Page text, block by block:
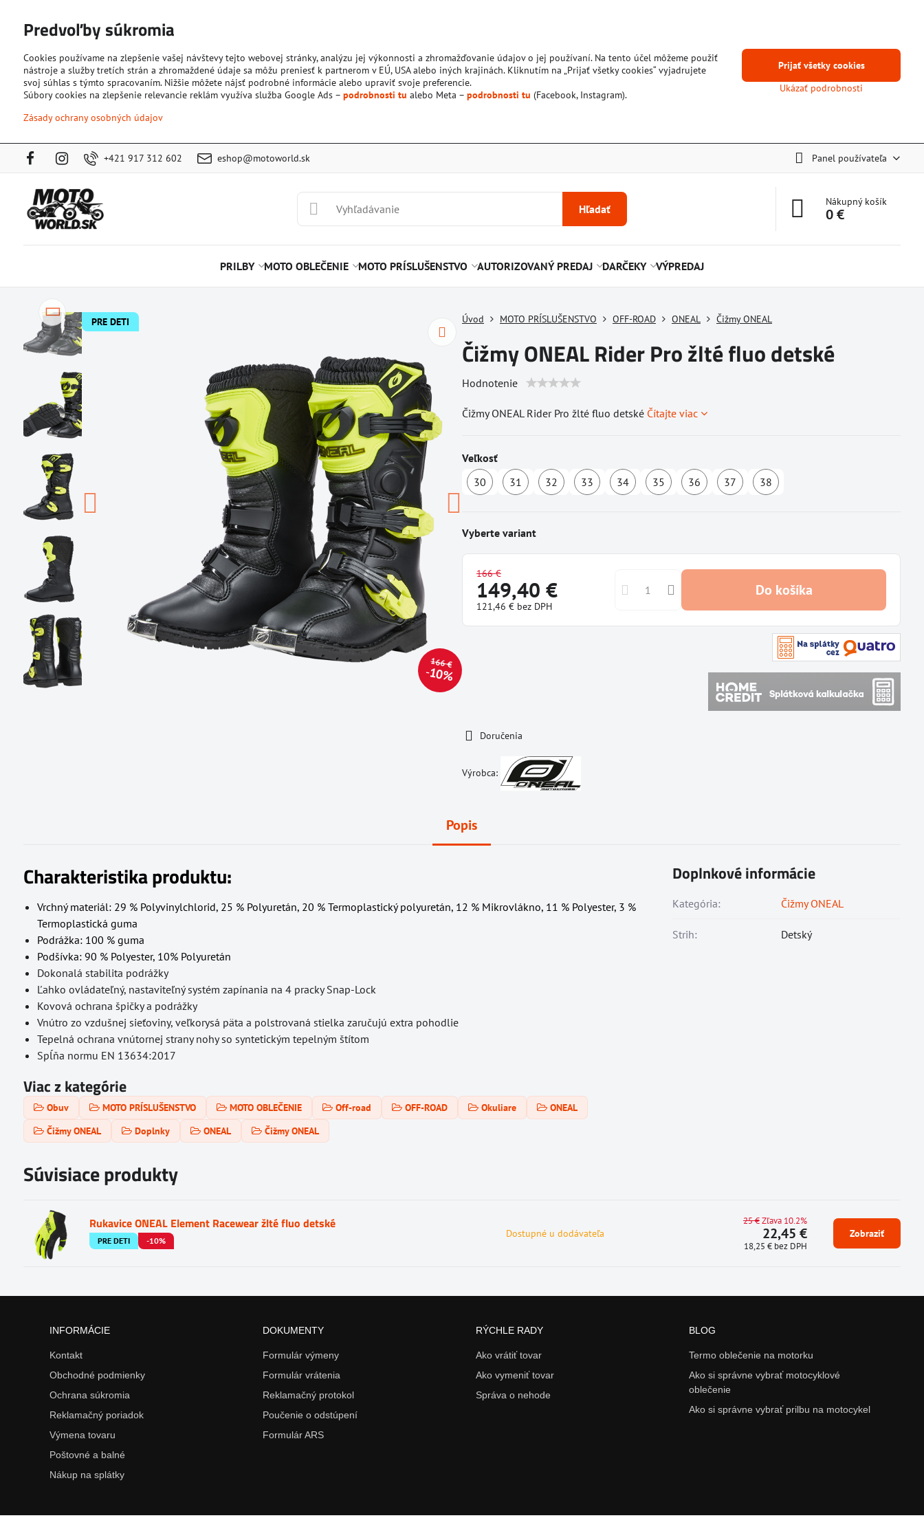
+421 917 312 602 eshop@motoworld.sk Panel používateľa
Hľadať
Nákupný košík
0 €
PRILBY MOTO OBLEČENIE MOTO PRÍSLUŠENSTVO AUTORIZOVANÝ PREDAJ DARČEKY VÝPREDAJ
PRE DETI
166 €
10%
Úvod MOTO PRÍSLUŠENSTVO OFF-ROAD ONEAL Čižmy ONEAL
Čižmy ONEAL Rider Pro žlté fluo detské
Hodnotenie
Čižmy ONEAL Rider Pro žlté fluo detské Čítajte viac
Veľkosť
30
dodávateľa
31
32
33
34
35
36
37
38
Vyberte variant
166 €
149,40 €
121,46 € bez DPH
Do košíka
Doručenia
Výrobca:
Popis
Charakteristika produktu:
Vrchný materiál: 29 % Polyvinylchlorid, 25 % Polyuretán, 20 % Termoplastický polyuretán, 12 % Mikrovlákno, 11 % Polyester, 3 %
Termoplastická guma
Podrážka: 100 % guma
Podšívka: 90 % Polyester, 10% Polyuretán
Dokonalá stabilita podrážky
Ľahko ovládateľný, nastaviteľný systém zapínania na 4 pracky Snap-Lock
Kovová ochrana špičky a podrážky
Vnútro zo vzdušnej sieťoviny, veľkorysá päta a polstrovaná stielka zaručujú extra pohodlie
Tepelná ochrana vnútornej strany nohy so syntetickým tepelným štítom
Spĺňa normu EN 13634:2017
Viac z kategórie
Obuv MOTO PRÍSLUŠENSTVO MOTO OBLEČENIE Off-road OFF-ROAD Okuliare
ONEAL
Čižmy ONEAL
Doplnky ONEAL Čižmy ONEAL
Doplnkové informácie
Kategória: Čižmy ONEAL
Strih: Detský
Súvisiace produkty
Rukavice ONEAL Element Racewear žlté fluo detské
PRE DETI -10%
Dostupné u dodávateľa 22,45 €
18,25 € bez DPH
25 € Zľava 10.2%
Zobraziť
INFORMÁCIE
Kontakt
Obchodné podmienky
Ochrana súkromia
Reklamačný poriadok
Výmena tovaru
Poštovné a balné
Nákup na splátky
DOKUMENTY
Formulár výmeny
Formulár vrátenia
Reklamačný protokol
Poučenie o odstúpení
Formulár ARS
RÝCHLE RADY
Ako vrátiť tovar
Ako vymeniť tovar
Správa o nehode
BLOG
Termo oblečenie na motorku
Ako si správne vybrať motocyklové
oblečenie
Ako si správne vybrať prilbu na motocykel
Predvoľby súkromia
Cookies používame na zlepšenie vašej návštevy tejto webovej stránky, analýzu jej výkonnosti a zhromažďovanie údajov o jej používaní. Na tento účel môžeme použiť
nástroje a služby tretích strán a zhromaždené údaje sa môžu preniesť k partnerom v EÚ, USA alebo iných krajinách. Kliknutím na „Prijať všetky cookies“ vyjadrujete
svoj súhlas s týmto spracovaním. Nižšie môžete nájsť podrobné informácie alebo upraviť svoje preferencie.
Súbory cookies na zlepšenie relevancie reklám využíva služba Google Ads – podrobnosti tu alebo Meta – podrobnosti tu (Facebook, Instagram).
Zásady ochrany osobných údajov
Ukázať podrobnosti
Prijať všetky cookies